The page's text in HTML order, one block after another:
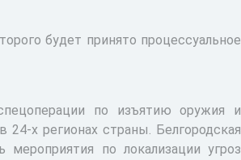
будет принято процессуальное
по изъятию оружия и
24-х регионах страны. Белгородская
мероприятия по локализации угроз